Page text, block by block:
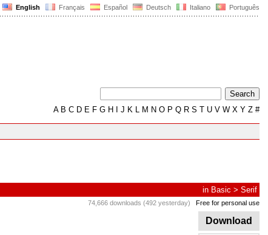
English Français Español Deutsch Italiano Português
AB C D E F G H J K L M N O P Q R S T U V W X Y Z #
in Basic > Serif
74,666 downloads (492 yesterday) Free for personal use
Download